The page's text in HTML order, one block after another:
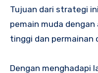
Tujuan dari strategi
pemain muda
tinggi dan permainan
Dengan menghadapi